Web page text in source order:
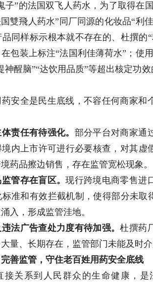
子”的法国双飞人药水，为了取得在
雙飛人药水”同厂同源的化妆品“利
同样标示根本就不存在的、杜撰
包装上标注“法国利佳薄荷水”；使
神醒脑”“达饮用品质”等超出核定功
安全是民生底线，不容任何商家
责任有待强化。 部分平台对商家通
内上市许可进行必要核查，对其
药品擦边销售，存在监管宽松现象。
管存在盲区。现行跨境电商零售进
准和有效拦截机制，使得部分未
入，形成监管洼地。
法广告查处力度有待加强。杜撰药
量、长期存在，监管部门未能及时
善监管，守住老百姓用药安全底线
接关系到人民群众的生命健康，